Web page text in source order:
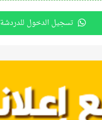
تسجيل الدخول للدردشة